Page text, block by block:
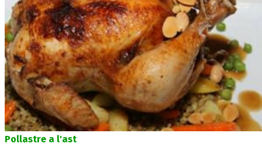
Pollastre a l'ast